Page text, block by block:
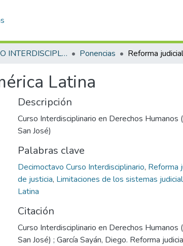
18 CURSO INTERDISCIPLINARIO EN DERECHOS HUMANOS (18o. : 2000 jul. 31-ago. 11 : San José) Ponencias
Latina
Descripción
Curso Interdisciplinario en Derechos
San José)
Palabras clave
Decimoctavo Curso Interdisciplinario, Reforma
de justicia, Limitaciones de los sistemas
Latina
Citación
Curso Interdisciplinario en Derechos
San José) ; García Sayán, Diego. Reforma